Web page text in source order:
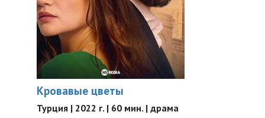
Кровавые цветы
Турция | 2022 г. | 60 мин. | драма